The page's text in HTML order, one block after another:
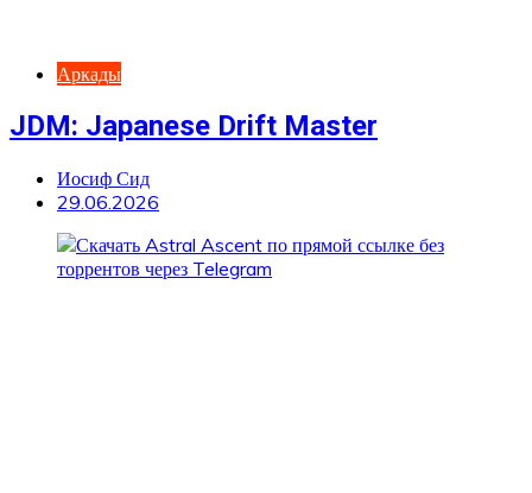
Аркады
JDM: Japanese Drift Master
Иосиф Сид
29.06.2026